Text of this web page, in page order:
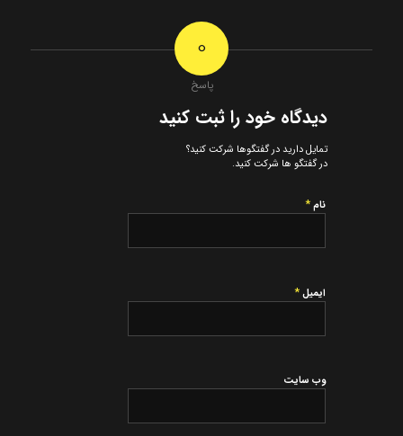
0
پاسخ
دیدگاه خود را ثبت کنید
تمایل دارید در گفتگوها شرکت کنید؟
در گفتگو ها شرکت کنید.
نام*
ایمیل*
وب‌ سایت